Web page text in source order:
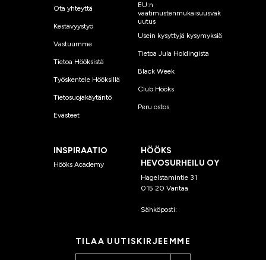
Ota yhteyttä
Kestävyystyö
Vastuumme
Tietoa Hööksistä
Työskentele Hööksillä
Tietosuojakäytäntö
Evästeet
EU:n
vaatimustenmukaisuusvak
uutus
Usein kysyttyjä kysymyksiä
Tietoa Jula Holdingista
Black Week
Club Hööks
Peru ostos
INSPIRAATIO
Hööks Academy
HÖÖKS
HEVOSURHEILU OY
Hagelstamintie 31
015 20 Vantaa
Sähköposti:
TILAA UUTISKIRJEEMME